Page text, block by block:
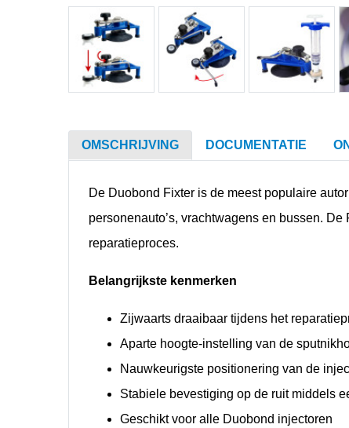
OMSCHRIJVING DOCUMENTATIE
De Duobond Fixter is de meest populaire
personenauto’s, vrachtwagens en bussen.
reparatieproces.
Belangrijkste kenmerken
Zijwaarts draaibaar tijdens het
Aparte hoogte-instelling van de
Nauwkeurigste positionering van de
Stabiele bevestiging op de ruit middels
Geschikt voor alle Duobond injectoren